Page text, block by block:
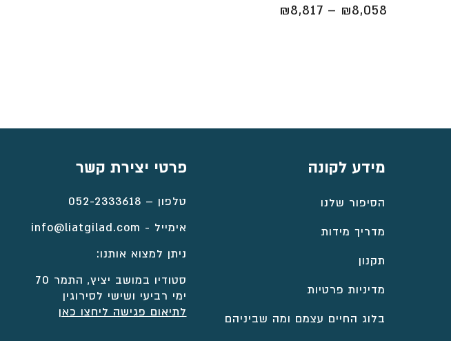
₪8,058
–
₪8,817
מידע לקונה
הסיפור שלנו
מדריך מידות
תקנון
מדיניות פרטיות
בלוג החיים עצמם ומה שביניהם
פרטי יצירת קשר
טלפון – 052-2333618
אימייל - info@liatgilad.com
ניתן למצוא אותנו:
סטודיו במושב יציץ, התמר 70
ימי רביעי ושישי לסירוגין
לתיאום פגישה ליחצו כאן